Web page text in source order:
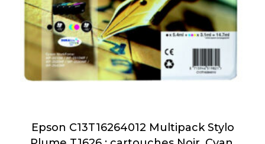
Epson C13T16264012 Multipack Stylo